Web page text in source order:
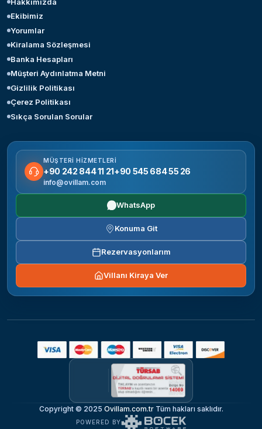
Ekibimiz
Yorumlar
Kiralama Sözleşmesi
Banka Hesapları
Müşteri Aydınlatma Metni
Gizlilik Politikası
Çerez Politikası
Sıkça Sorulan Sorular
MÜŞTERI HIZMETLERI
+90 242 844 11 21+90 545 684 55 26
info@ovillam.com
WhatsApp
Konuma Git
Rezervasyonlarım
Villanı Kiraya Ver
Copyright © 2025 Ovillam.com.trTüm hakları saklıdır.
POWERED BY